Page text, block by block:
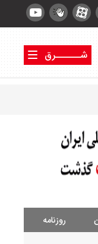
شــــــرق
روزنامه